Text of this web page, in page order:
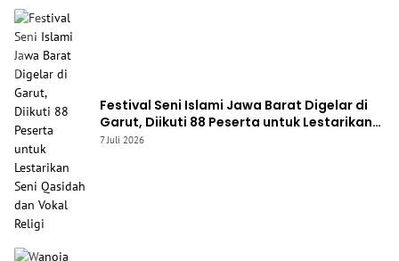
Festival Seni Islami Jawa Barat Digelar di
Garut, Diikuti 88 Peserta untuk Lestarikan
Seni Qasidah dan Vokal Religi
7 Juli 2026